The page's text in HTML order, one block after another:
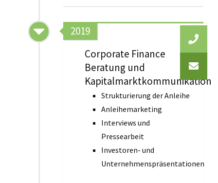
2019
Corporate Finance
Beratung und
Kapitalmarktkommunikation
Strukturierung der Anleihe
Anleihemarketing
Interviews und
Pressearbeit
Investoren- und
Unternehmenspräsentationen